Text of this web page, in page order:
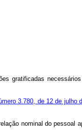
gratificadas
3.780, de 12 de julho
nominal do pessoal